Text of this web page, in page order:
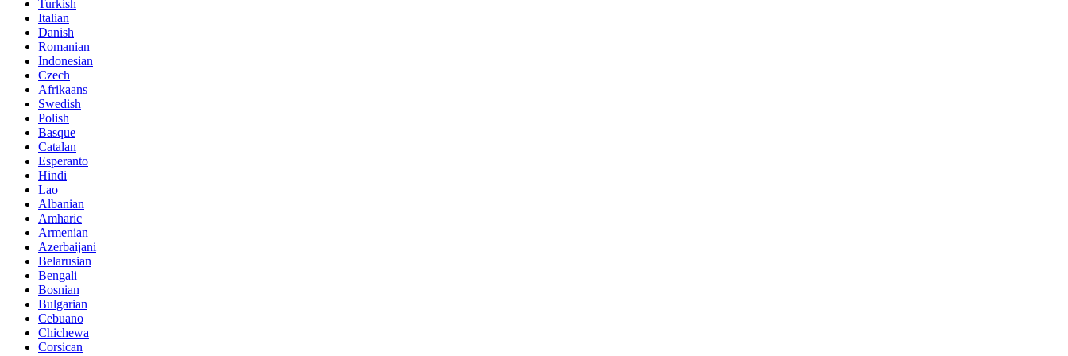
Turkish
Italian
Danish
Romanian
Indonesian
Czech
Afrikaans
Swedish
Polish
Basque
Catalan
Esperanto
Hindi
Lao
Albanian
Amharic
Armenian
Azerbaijani
Belarusian
Bengali
Bosnian
Bulgarian
Cebuano
Chichewa
Corsican